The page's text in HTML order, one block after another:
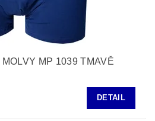
MP 1039 TMAVĚ
DETAIL